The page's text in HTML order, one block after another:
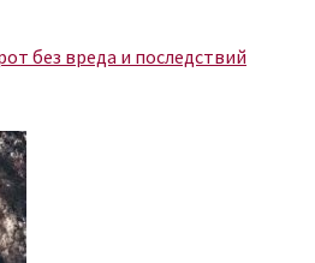
без вреда и последствий